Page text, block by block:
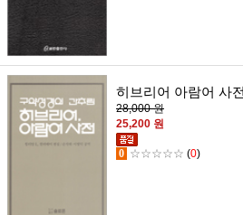
히브리어 아람어 사
28,000 원
25,200 원
0 ☆☆☆☆☆ (0)